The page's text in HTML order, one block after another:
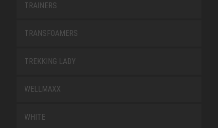
TRAINERS
TRANSFOAMERS
TREKKING LADY
WELLMAXX
WHITE